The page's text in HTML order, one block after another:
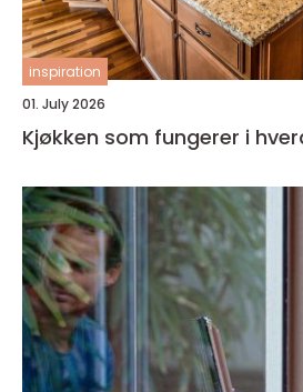
inspiration
01. July 2026
Kjøkken som fungerer i